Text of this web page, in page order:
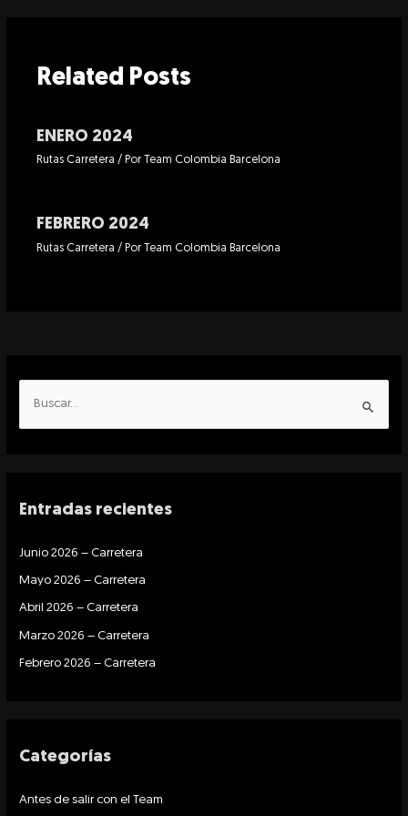
a
p
o
r
:
Entradas recientes
Junio 2026 – Carretera
Mayo 2026 – Carretera
Abril 2026 – Carretera
Marzo 2026 – Carretera
Febrero 2026 – Carretera
Categorías
Antes de salir con el Team
Related Posts
ENERO 2024
Rutas Carretera / PorTeam Colombia Barcelona
FEBRERO 2024
Rutas Carretera / PorTeam Colombia Barcelona